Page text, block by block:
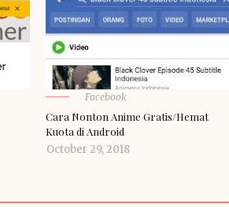
Facebook
Cara Nonton Anime Gratis/Hemat
Kuota di Android
October 29, 2018